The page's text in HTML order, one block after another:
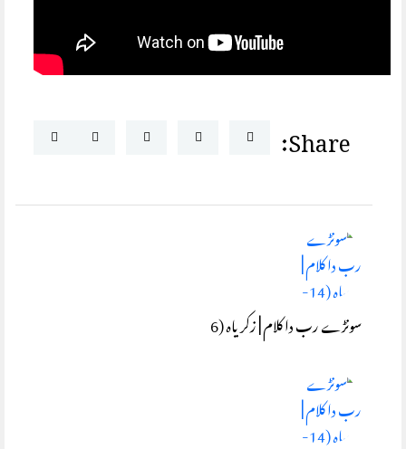
Share:
سونڑے رب دا کلام | زکریاہ (6